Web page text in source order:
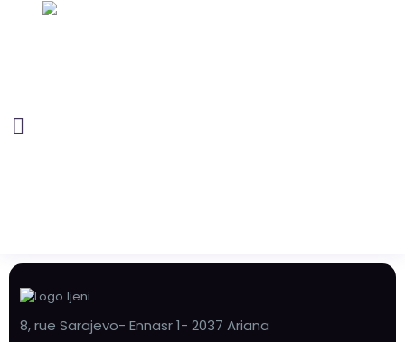
8, rue Sarajevo- Ennasr 1- 2037 Ariana